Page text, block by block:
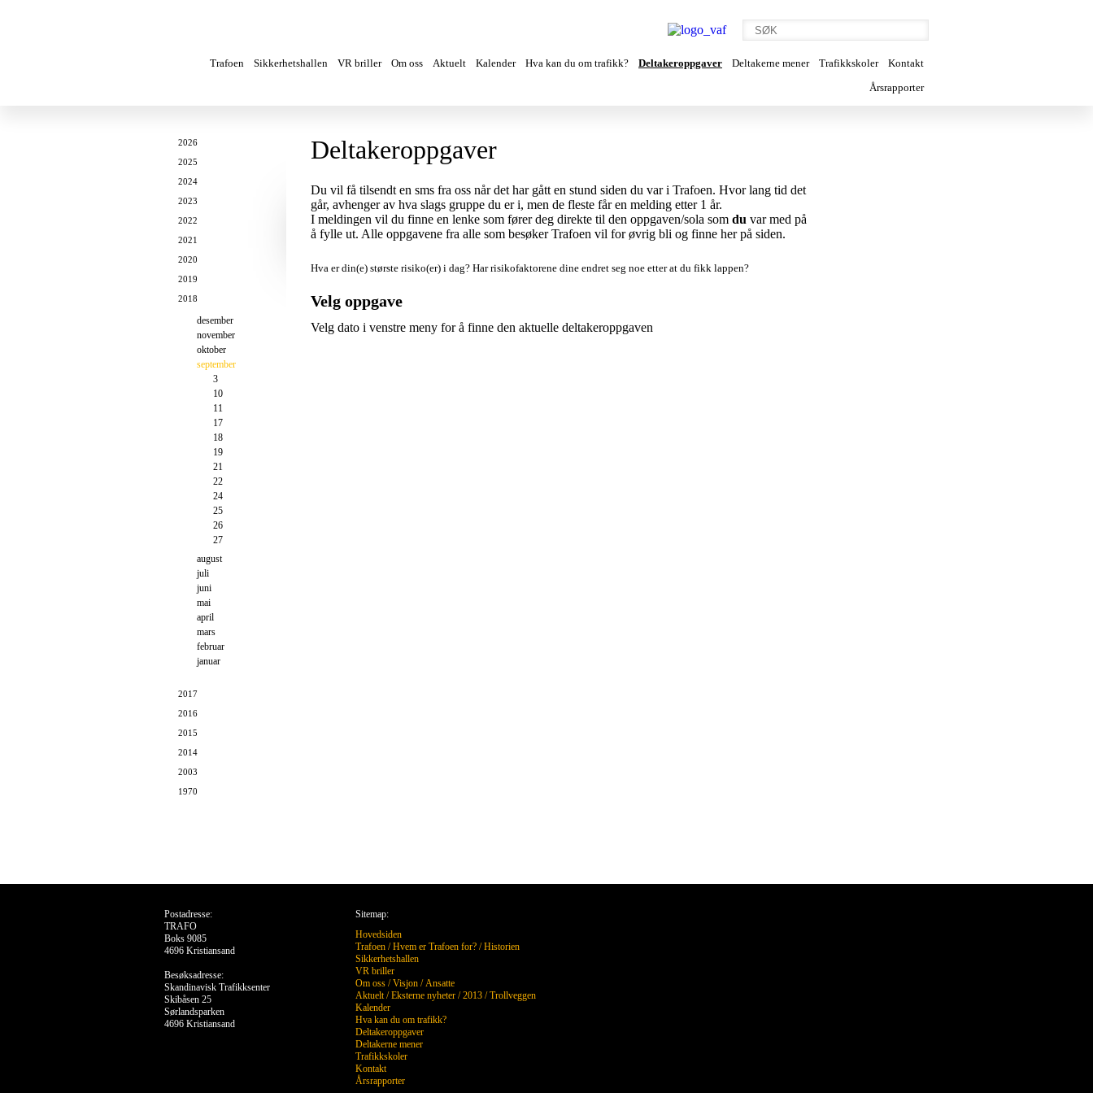
Trafoen Sikkerhetshallen VR briller Om oss Aktuelt Kalender Hva kan du om trafikk? Deltakeroppgaver Deltakerne mener Trafikkskoler
Kontakt
Årsrapporter
2026
2025
2024
2023
2022
2021
2020
2019
2018
desember
november
oktober
september
3
10
11
17
18
19
21
22
24
25
26
27
august
juli
juni
mai
april
mars
februar
januar
2017
2016
2015
2014
2003
1970
Deltakeroppgaver
Du vil få tilsendt en sms fra oss når det har gått en stund siden du var i Trafoen. Hvor lang tid det
går, avhenger av hva slags gruppe du er i, men de fleste får en melding etter 1 år.
I meldingen vil du finne en lenke som fører deg direkte til den oppgaven/sola som du var med på
å fylle ut. Alle oppgavene fra alle som besøker Trafoen vil for øvrig bli og finne her på siden.
Hva er din(e) største risiko(er) i dag? Har risikofaktorene dine endret seg noe etter at du fikk lappen?
Velg oppgave
Velg dato i venstre meny for å finne den aktuelle deltakeroppgaven
Postadresse:
TRAFO
Boks 9085
4696 Kristiansand
Besøksadresse:
Skandinavisk Trafikksenter
Skibåsen 25
Sørlandsparken
4696 Kristiansand
Sitemap:
Hovedsiden
Trafoen /Hvem er Trafoen for? /Historien
Sikkerhetshallen
VR briller
Om oss /Visjon /Ansatte
Aktuelt/Eksterne nyheter /2013 /Trollveggen
Kalender
Hva kan du om trafikk?
Deltakeroppgaver
Deltakerne mener
Trafikkskoler
Kontakt
Årsrapporter